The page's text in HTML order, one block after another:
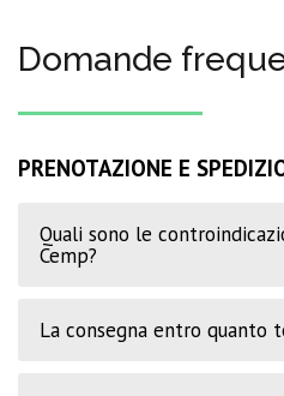
Domande
PRENOTAZIONE E
Quali sono le
Cemp?
La consegna entro quanto